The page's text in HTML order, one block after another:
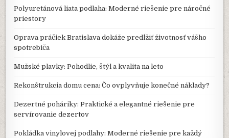
Polyuretánová liata podlaha: Moderné riešenie pre náročné
priestory
Oprava práčiek Bratislava dokáže predĺžiť životnosť vášho
spotrebiča
Mužské plavky: Pohodlie, štýl a kvalita na leto
Rekonštrukcia domu cena: Čo ovplyvňuje konečné náklady?
Dezertné poháriky: Praktické a elegantné riešenie pre
servírovanie dezertov
Pokládka vinylovej podlahy: Moderné riešenie pre každý